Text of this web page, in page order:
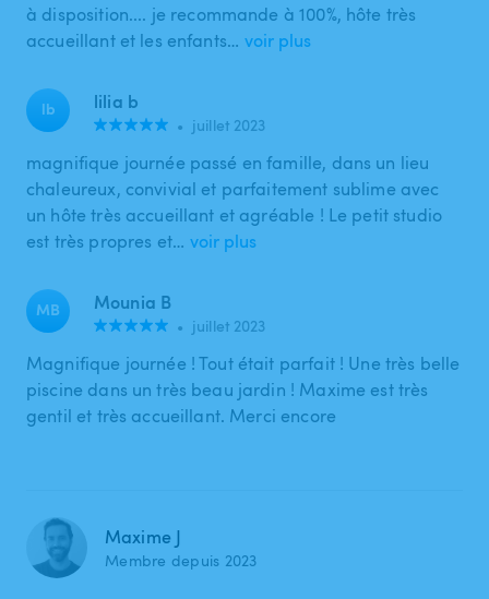
à disposition.... je recommande à 100%, hôte très
accueillant et les enfants… voir plus
lb lilia b
• juillet 2023
magnifique journée passé en famille, dans un lieu
chaleureux, convivial et parfaitement sublime avec
un hôte très accueillant et agréable ! Le petit studio
est très propres et… voir plus
MB Mounia B
• juillet 2023
Magnifique journée ! Tout était parfait ! Une très belle
piscine dans un très beau jardin ! Maxime est très
gentil et très accueillant. Merci encore
Maxime J
Membre depuis 2023